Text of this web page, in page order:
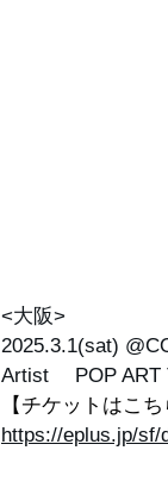
<大阪>
2025.3.1(sat)
Artist 　POP ART
【チケットはこち
https://eplus.jp/sf/